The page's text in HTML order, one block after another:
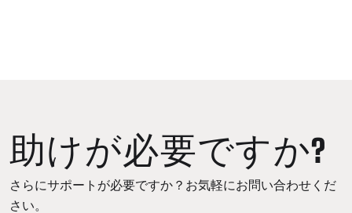
助けが必要ですか?
さらにサポートが必要ですか？お気軽にお問い合わせくだ
さい。